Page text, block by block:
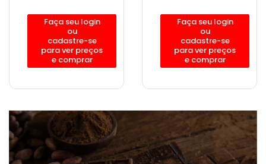
Faça seu login
ou
cadastre-se
para ver preços
e comprar
Faça seu login
ou
cadastre-se
para ver preços
e comprar